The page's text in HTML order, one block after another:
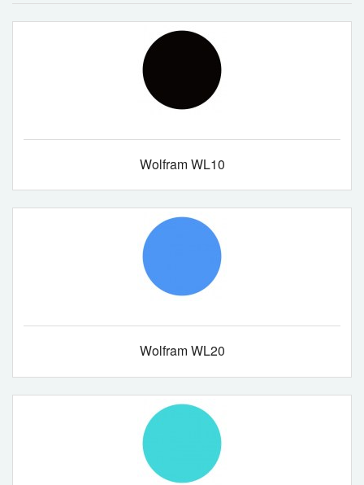
Wolfram WL10
Wolfram WL20